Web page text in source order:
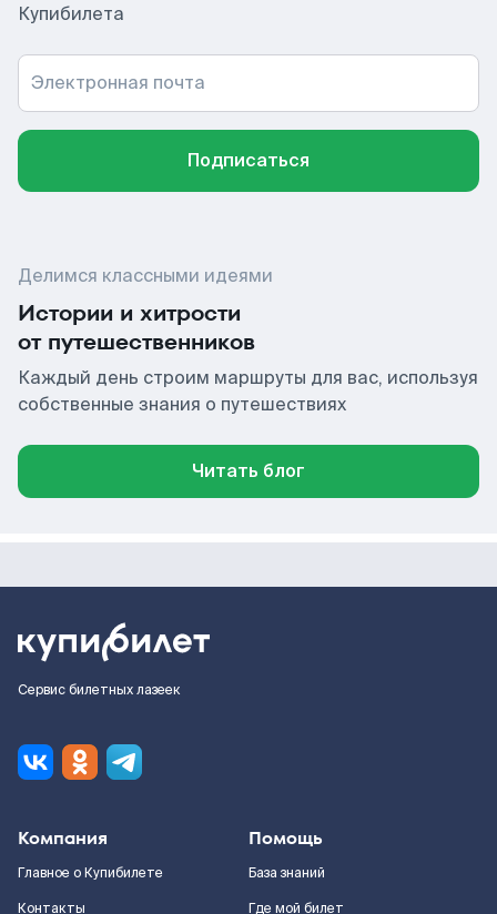
Купибилета
Электронная почта
Подписаться
Делимся классными идеями
Истории и хитрости
от путешественников
Каждый день строим маршруты для вас, используя
собственные знания о путешествиях
Читать блог
Сервис билетных лазеек
Компания
Главное о Купибилете
Контакты
Помощь
База знаний
Где мой билет